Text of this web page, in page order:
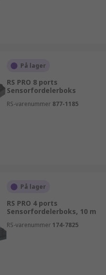
På lager
RS PRO 8 ports
Sensorfordelerboks
RS-varenummer 877-1185
På lager
RS PRO 4 ports
Sensorfordelerboks, 10 m
RS-varenummer 174-7825